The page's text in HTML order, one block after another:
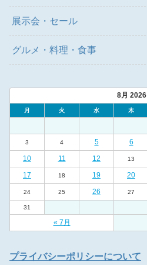
展示会・セール
グルメ・料理・食事
8月 2026
月 火 水 木
3 4 5 6
10
11 12 13
17
18 19 20
24 25 26 27
31
« 7月
プライバシーポリシーについて